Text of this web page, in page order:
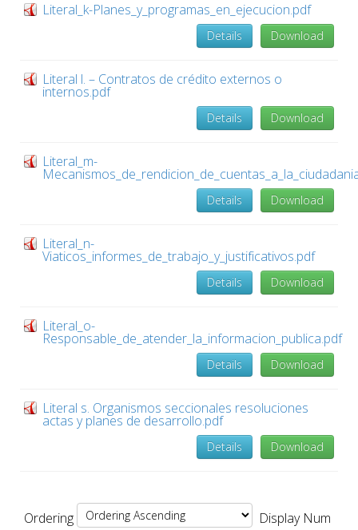
Literal_k-Planes_y_programas_en_ejecucion.pdf
Download
Details
Literal l. – Contratos de crédito externos o
internos.pdf
Download
Details
Literal_m-
Download
Details
Literal_n-
Viaticos_informes_de_trabajo_y_justificativos.pdf
Download
Details
Literal_o-
Responsable_de_atender_la_informacion_publica.pdf
Download
Details
Literal s. Organismos seccionales resoluciones
actas y planes de desarrollo.pdf
Download
Details
Ordering Display Num